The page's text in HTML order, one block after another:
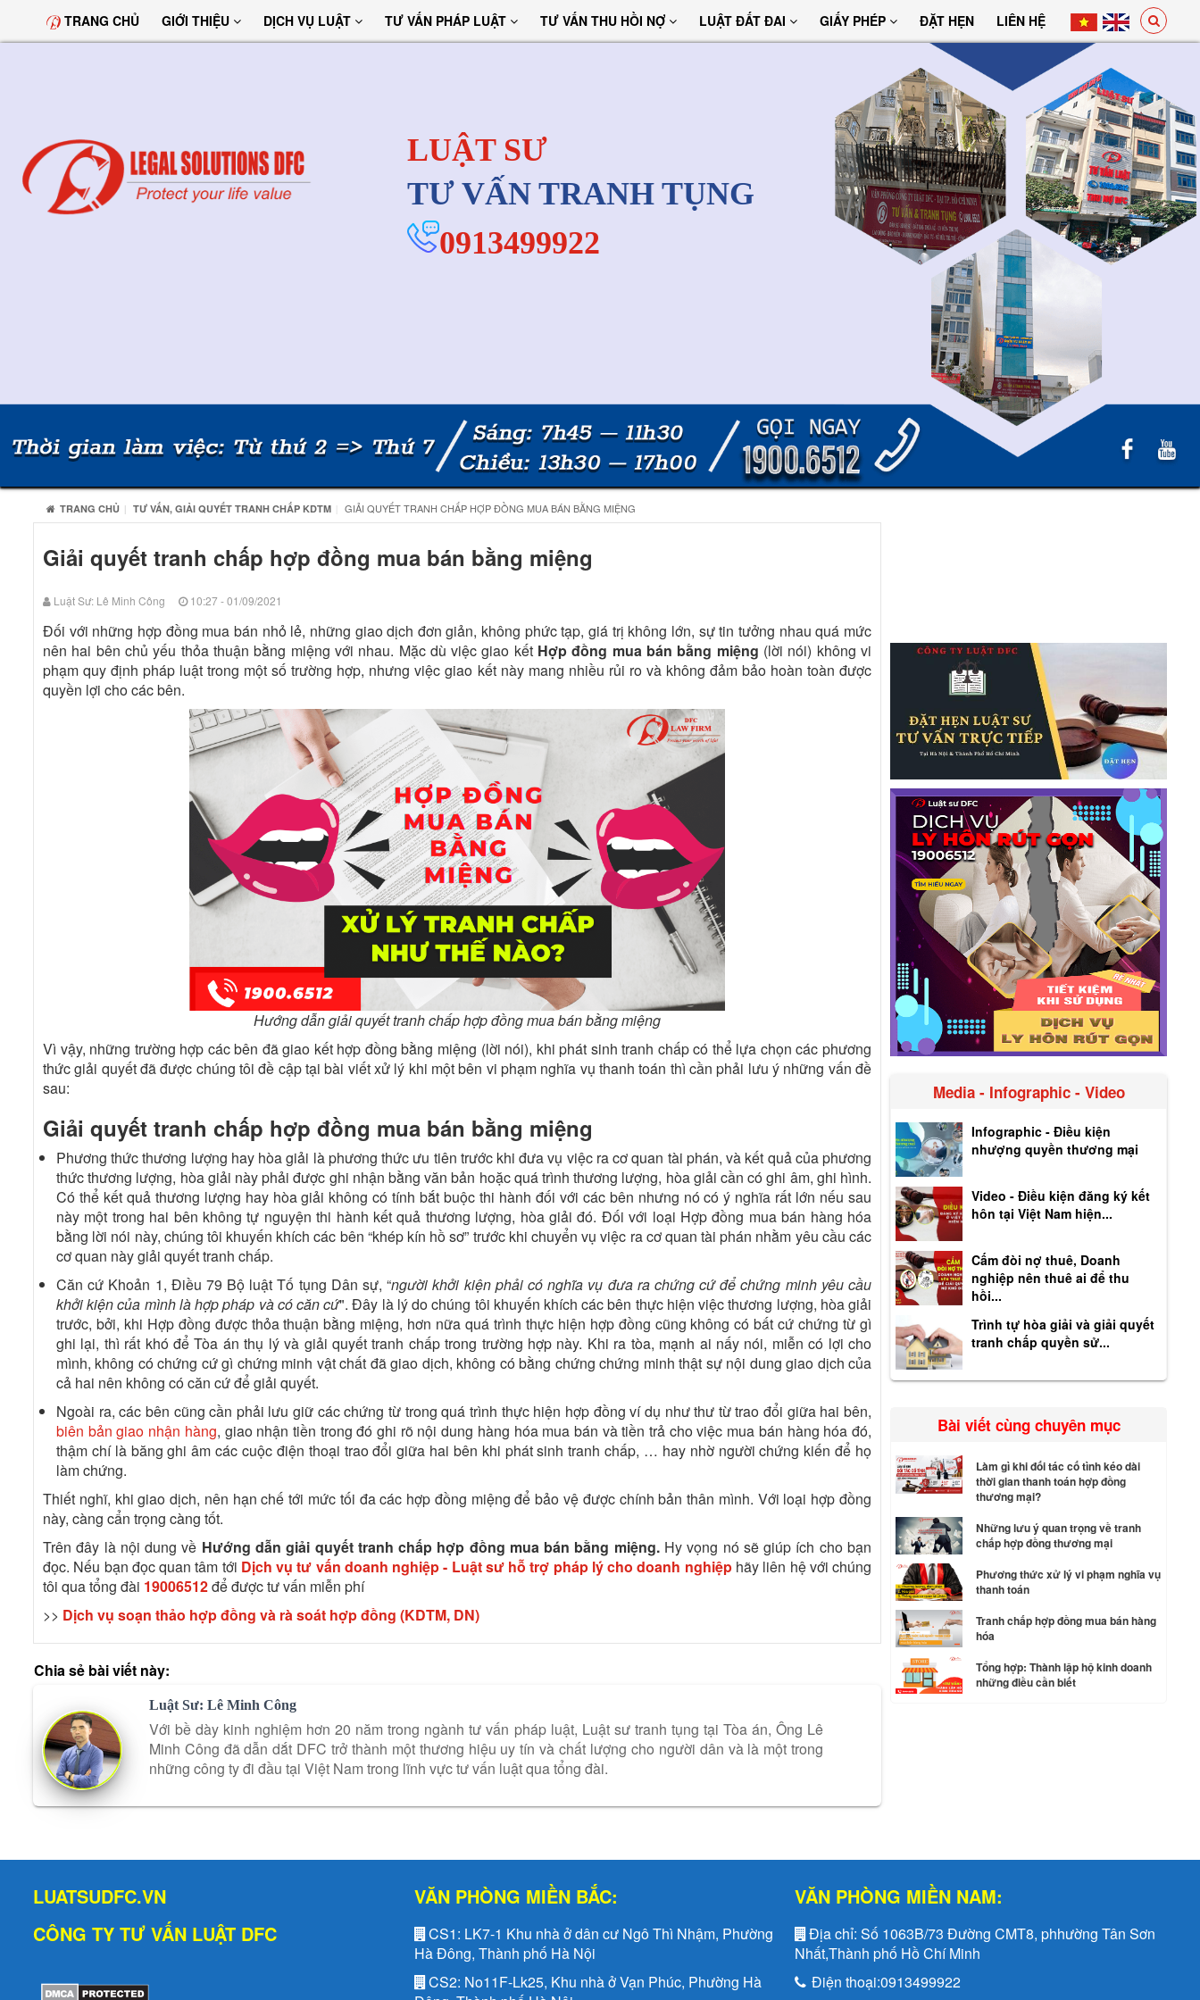
TRANG CHỦ GIỚI THIỆU DỊCH VỤ LUẬT TƯ VẤN PHÁP LUẬT TƯ VẤN THU HỒI NỢ LUẬT ĐẤT ĐAI GIẤY PHÉP ĐẶT HẸN LIÊN HỆ
LUẬT SƯ
TƯ VẤN TRANH TỤNG
0913499922
TRANG CHỦ TƯ VẤN, GIẢI QUYẾT TRANH CHẤP KDTM GIẢI QUYẾT TRANH CHẤP HỢP ĐỒNG MUA BÁN BẰNG MIỆNG
Giải quyết tranh chấp hợp đồng mua bán bằng miệng
Luật Sư: Lê Minh Công 10:27 - 01/09/2021
Đối với những hợp đồng mua bán nhỏ lẻ, những giao dịch đơn giản, không phức tạp, giá trị không lớn, sự tin tưởng nhau quá mức
nên hai bên chủ yếu thỏa thuận bằng miệng với nhau. Mặc dù việc giao kết Hợp đồng mua bán bằng miệng (lời nói) không vi
phạm quy định pháp luật trong một số trường hợp, nhưng việc giao kết này mang nhiều rủi ro và không đảm bảo hoàn toàn được
quyền lợi cho các bên.
Hướng dẫn giải quyết tranh chấp hợp đồng mua bán bằng miệng
Vì vậy, những trường hợp các bên đã giao kết hợp đồng bằng miệng (lời nói), khi phát sinh tranh chấp có thể lựa chọn các phương
thức giải quyết đã được chúng tôi đề cập tại bài viết xử lý khi một bên vi phạm nghĩa vụ thanh toán thì cần phải lưu ý những vấn đề
sau:
Giải quyết tranh chấp hợp đồng mua bán bằng miệng
Phương thức thương lượng hay hòa giải là phương thức ưu tiên trước khi đưa vụ việc ra cơ quan tài phán, và kết quả của phương
thức thương lượng, hòa giải này phải được ghi nhận bằng văn bản hoặc quá trình thương lượng, hòa giải cần có ghi âm, ghi hình.
Có thể kết quả thương lượng hay hòa giải không có tính bắt buộc thi hành đối với các bên nhưng nó có ý nghĩa rất lớn nếu sau
này một trong hai bên không tự nguyện thi hành kết quả thương lượng, hòa giải đó. Đối với loại Hợp đồng mua bán hàng hóa
bằng lời nói này, chúng tôi khuyến khích các bên “khép kín hồ sơ” trước khi chuyển vụ việc ra cơ quan tài phán nhằm yêu cầu các
cơ quan này giải quyết tranh chấp.
Căn cứ Khoản 1, Điều 79 Bộ luật Tố tụng Dân sự, “người khởi kiện phải có nghĩa vụ đưa ra chứng cứ để chứng minh yêu cầu
khởi kiện của mình là hợp pháp và có căn cứ". Đây là lý do chúng tôi khuyến khích các bên thực hiện việc thương lượng, hòa giải
trước, bởi, khi Hợp đồng được thỏa thuận bằng miệng, hơn nữa quá trình thực hiện hợp đồng cũng không có bất cứ chứng từ gì
ghi lại, thì rất khó để Tòa án thụ lý và giải quyết tranh chấp trong trường hợp này. Khi ra tòa, mạnh ai nấy nói, miễn có lợi cho
mình, không có chứng cứ gì chứng minh vật chất đã giao dịch, không có bằng chứng chứng minh thật sự nội dung giao dịch của
cả hai nên không có căn cứ để giải quyết.
Ngoài ra, các bên cũng cần phải lưu giữ các chứng từ trong quá trình thực hiện hợp đồng ví dụ như thư từ trao đổi giữa hai bên,
biên bản giao nhận hàng, giao nhận tiền trong đó ghi rõ nội dung hàng hóa mua bán và tiền trả cho việc mua bán hàng hóa đó,
thậm chí là băng ghi âm các cuộc điện thoại trao đổi giữa hai bên khi phát sinh tranh chấp, … hay nhờ người chứng kiến để họ
làm chứng.
Thiết nghĩ, khi giao dịch, nên hạn chế tới mức tối đa các hợp đồng miệng để bảo vệ được chính bản thân mình. Với loại hợp đồng
này, càng cẩn trọng càng tốt.
Trên đây là nội dung về Hướng dẫn giải quyết tranh chấp hợp đồng mua bán bằng miệng.Hy vọng nó sẽ giúp ích cho bạn
đọc. Nếu bạn đọc quan tâm tới Dịch vụ tư vấn doanh nghiệp - Luật sư hỗ trợ pháp lý cho doanh nghiệp hãy liên hệ với chúng
tôi qua tổng đài 19006512để được tư vấn miễn phí
>> Dịch vụ soạn thảo hợp đồng và rà soát hợp đồng (KDTM, DN)
Chia sẻ bài viết này:
Luật Sư: Lê Minh Công
Với bề dày kinh nghiệm hơn 20 năm trong ngành tư vấn pháp luật, Luật sư tranh tụng tại Tòa án, Ông Lê
Minh Công đã dẫn dắt DFC trở thành một thương hiệu uy tín và chất lượng cho người dân và là một trong
những công ty đi đầu tại Việt Nam trong lĩnh vực tư vấn luật qua tổng đài.
Media - Infographic - Video
Infographic - Điều kiện
nhượng quyền thương mại
Video - Điều kiện đăng ký kết
hôn tại Việt Nam hiện...
Cấm đòi nợ thuê, Doanh
nghiệp nên thuê ai để thu
hồi...
Trình tự hòa giải và giải quyết
tranh chấp quyền sử...
Bài viết cùng chuyên mục
Làm gì khi đối tác cố tình kéo dài
thời gian thanh toán hợp đồng
thương mại?
Những lưu ý quan trọng về tranh
chấp hợp đồng thương mại
Phương thức xử lý vi phạm nghĩa vụ
thanh toán
Tranh chấp hợp đồng mua bán hàng
hóa
Tổng hợp: Thành lập hộ kinh doanh
những điều cần biết
LUATSUDFC.VN
CÔNG TY TƯ VẤN LUẬT DFC
VĂN PHÒNG MIỀN BẮC:
CS1: LK7-1 Khu nhà ở dân cư Ngô Thì Nhậm, Phường
Hà Đông, Thành phố Hà Nội
CS2: No11F-Lk25, Khu nhà ở Vạn Phúc, Phường Hà
VĂN PHÒNG MIỀN NAM:
Địa chỉ: Số 1063B/73 Đường CMT8, phhường Tân Sơn
Nhất,Thành phố Hồ Chí Minh
Điện thoại:0913499922